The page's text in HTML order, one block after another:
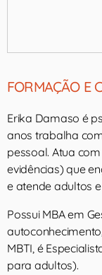
FORMAÇÃO E
Erika Damaso é
anos trabalha
pessoal. Atua
evidências) que
e atende adultos
Possui MBA em
MBTI, é
para adultos).